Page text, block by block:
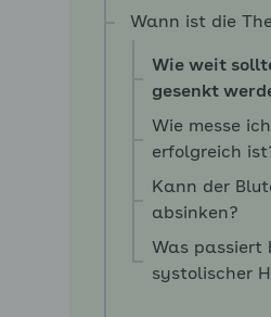
Wann ist die
Wie weit
gesenkt
Wie messe
erfolgreich
Kann der
absinken?
Was passiert
systolischer